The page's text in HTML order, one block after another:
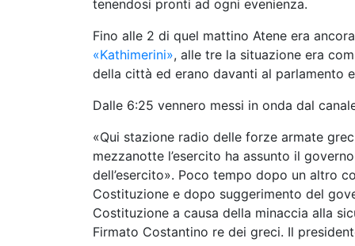
tenendosi pronti ad ogni evenienza.
Fino alle 2 di quel mattino Atene era
«Kathimerini», alle tre la situazione era
della città ed erano davanti al parlamento
Dalle 6:25 vennero messi in onda dal
«Qui stazione radio delle forze armate
mezzanotte l’esercito ha assunto il
dell’esercito». Poco tempo dopo un altro
Costituzione e dopo suggerimento del
Costituzione a causa della minaccia alla
Firmato Costantino re dei greci. Il